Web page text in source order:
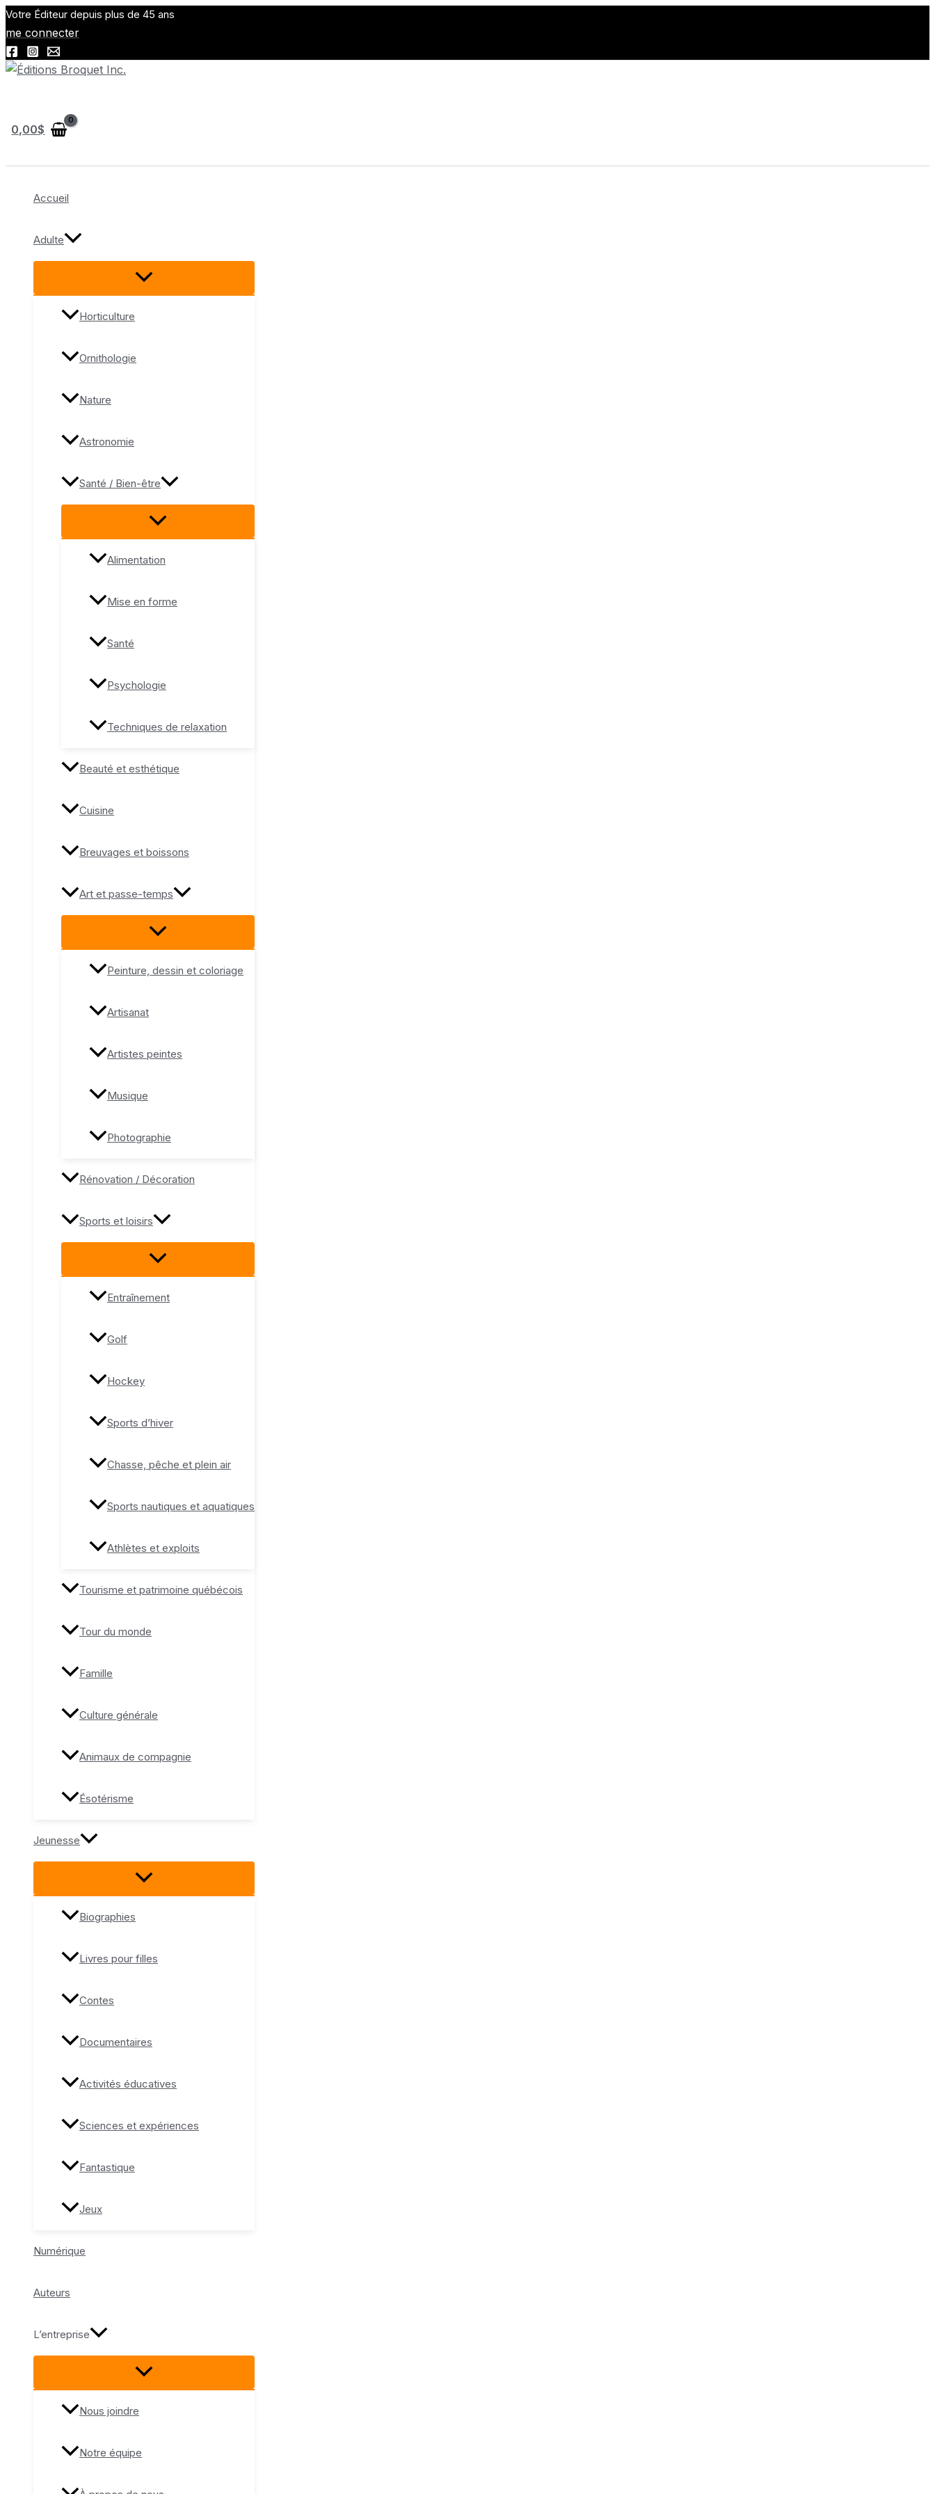
Aller
au
contenu
Votre Éditeur depuis plus de 45 ans
me connecter
0,00$
Accueil
Adulte
Horticulture
Ornithologie
Nature
Astronomie
Santé / Bien-être
Alimentation
Mise en forme
Santé
Psychologie
Techniques de relaxation
Beauté et esthétique
Cuisine
Breuvages et boissons
Art et passe-temps
Peinture, dessin et coloriage
Artisanat
Artistes peintes
Musique
Photographie
Rénovation / Décoration
Sports et loisirs
Entraînement
Golf
Hockey
Sports d’hiver
Chasse, pêche et plein air
Sports nautiques et aquatiques
Athlètes et exploits
Tourisme et patrimoine québécois
Tour du monde
Famille
Culture générale
Animaux de compagnie
Ésotérisme
Jeunesse
Biographies
Livres pour filles
Contes
Documentaires
Activités éducatives
Sciences et expériences
Fantastique
Jeux
Numérique
Auteurs
L’entreprise
Nous joindre
Notre équipe